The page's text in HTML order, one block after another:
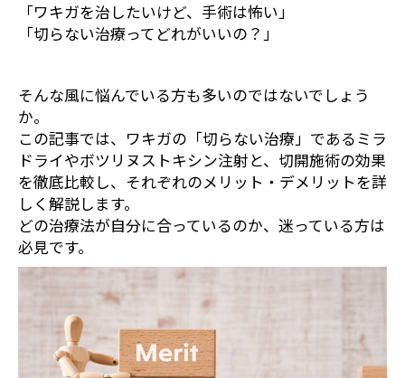
「ワキガを治したいけど、手術は怖い」
「切らない治療ってどれがいいの？」
そんな風に悩んでいる方も多いのではないでしょう
か。
この記事では、ワキガの「切らない治療」であるミラ
ドライやボツリヌストキシン注射と、切開施術の効果
を徹底比較し、それぞれのメリット・デメリットを詳
しく解説します。
どの治療法が自分に合っているのか、迷っている方は
必見です。